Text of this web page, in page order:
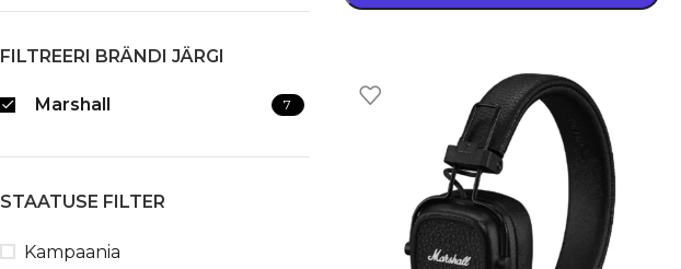
FILTREERI BRÄNDI JÄRGI
Marshall 7
STAATUSE FILTER
Kampaania